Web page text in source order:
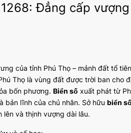
Đẳng cấp
của tỉnh Phú Thọ – mảnh đất tổ
Thọ là vùng đất được trời ban cho
bốn phương. Biển số xuất phát từ
bản lĩnh của chủ nhân. Sở hữu biển số
và thịnh vượng dài lâu.